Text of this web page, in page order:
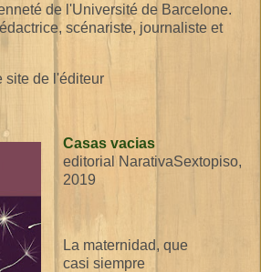
de l'Université de Barcelone.
scénariste, journaliste et
site de l'éditeur
Casas vacias
editorial NarativaSextopiso,
2019
La maternidad, que
casi siempre